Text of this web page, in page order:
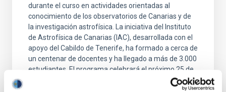
durante el curso en actividades orientadas al
conocimiento de los observatorios de Canarias y de
la investigación astrofísica. La iniciativa del Instituto
de Astrofísica de Canarias (IAC), desarrollada con el
apoyo del Cabildo de Tenerife, ha formado a cerca de
un centenar de docentes y ha llegado a más de 3.000
estudiantes. El programa celebrará el próximo 25 de
junio una jornada de formación para profesorado